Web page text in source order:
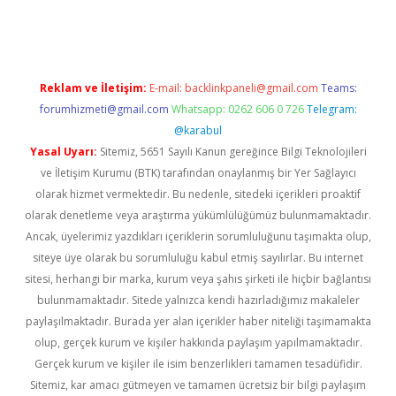
Reklam ve İletişim: E-mail: backlinkpaneli@gmail.com Teams:
forumhizmeti@gmail.com Whatsapp: 0262 606 0 726 Telegram:
@karabul
Yasal Uyarı: Sitemiz, 5651 Sayılı Kanun gereğince Bilgi Teknolojileri
ve İletişim Kurumu (BTK) tarafından onaylanmış bir Yer Sağlayıcı
olarak hizmet vermektedir. Bu nedenle, sitedeki içerikleri proaktif
olarak denetleme veya araştırma yükümlülüğümüz bulunmamaktadır.
Ancak, üyelerimiz yazdıkları içeriklerin sorumluluğunu taşımakta olup,
siteye üye olarak bu sorumluluğu kabul etmiş sayılırlar. Bu internet
sitesi, herhangi bir marka, kurum veya şahıs şirketi ile hiçbir bağlantısı
bulunmamaktadır. Sitede yalnızca kendi hazırladığımız makaleler
paylaşılmaktadır. Burada yer alan içerikler haber niteliği taşımamakta
olup, gerçek kurum ve kişiler hakkında paylaşım yapılmamaktadır.
Gerçek kurum ve kişiler ile isim benzerlikleri tamamen tesadüfidir.
Sitemiz, kar amacı gütmeyen ve tamamen ücretsiz bir bilgi paylaşım